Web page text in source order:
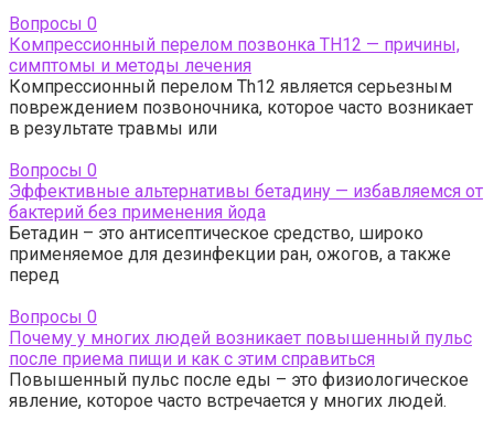
Вопросы 0
Компрессионный перелом позвонка TH12 — причины,
симптомы и методы лечения
Компрессионный перелом Th12 является серьезным
повреждением позвоночника, которое часто возникает
в результате травмы или
Вопросы 0
Эффективные альтернативы бетадину — избавляемся от
бактерий без применения йода
Бетадин – это антисептическое средство, широко
применяемое для дезинфекции ран, ожогов, а также
перед
Вопросы 0
Почему у многих людей возникает повышенный пульс
после приема пищи и как с этим справиться
Повышенный пульс после еды – это физиологическое
явление, которое часто встречается у многих людей.